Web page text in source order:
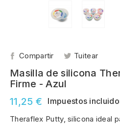
Compartir Tuitear
Masilla de silicona
Firme - Azul
11,25 €
Impuestos
Theraflex Putty, silicona ideal